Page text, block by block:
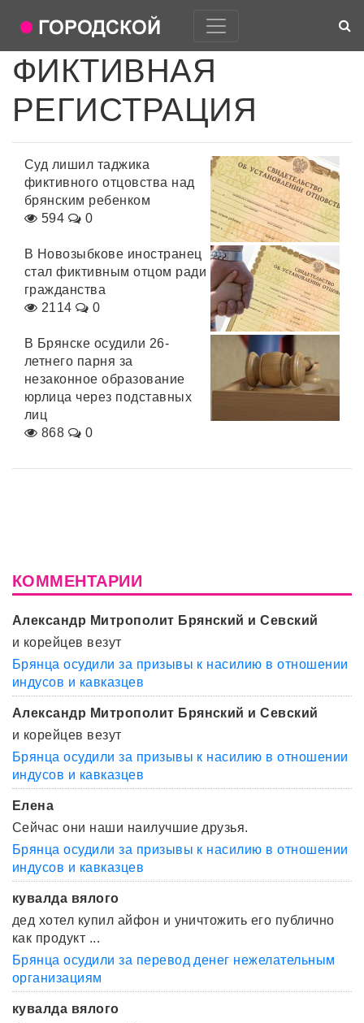
ФИКТИВНАЯ
РЕГИСТРАЦИЯ
Суд лишил таджика
фиктивного отцовства над
брянским ребенком
594
0
В Новозыбкове иностранец
стал фиктивным отцом ради
гражданства
2114
0
В Брянске осудили 26-
летнего парня за
незаконное образование
юрлица через подставных
лиц
868
0
КОММЕНТАРИИ
Александр Митрополит Брянский и Севский
и корейцев везут
Брянца осудили за призывы к насилию в отношении
индусов и кавказцев
Александр Митрополит Брянский и Севский
и корейцев везут
Брянца осудили за призывы к насилию в отношении
индусов и кавказцев
Елена
Сейчас они наши наилучшие друзья.
Брянца осудили за призывы к насилию в отношении
индусов и кавказцев
кувалда вялого
дед хотел купил айфон и уничтожить его публично
как продукт ...
Брянца осудили за перевод денег нежелательным
организациям
кувалда вялого